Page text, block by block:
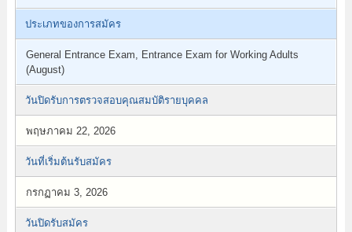
ประเภทของการสมัคร
General Entrance Exam, Entrance Exam for Working Adults
(August)
วันปิดรับการตรวจสอบคุณสมบัติรายบุคคล
พฤษภาคม 22, 2026
วันที่เริ่มต้นรับสมัคร
กรกฏาคม 3, 2026
วันปิดรับสมัคร